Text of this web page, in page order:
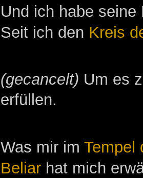
Und ich habe
Seit ich den Kreis
(gecancelt) Um es
erfüllen.
Was mir imTempel
Beliar hat mich